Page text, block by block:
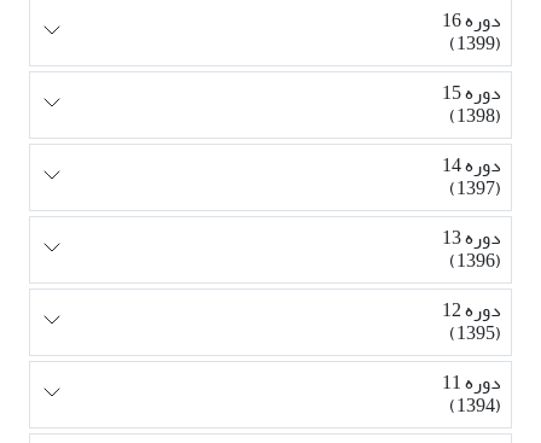
دوره 16
(1399)
دوره 15
(1398)
دوره 14
(1397)
دوره 13
(1396)
دوره 12
(1395)
دوره 11
(1394)